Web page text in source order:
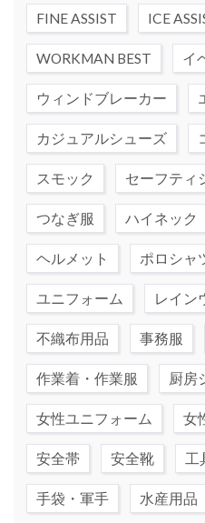
FINE ASSIST ICE
WORKMAN BEST イ
ウィンドブレーカー
カジュアルシューズ
スモック セーフティ
つなぎ服 ハイネック
ヘルメット ポロシャ
ユニフォーム レイン
不織布用品 事務服
作業着・作業服 厨房
女性ユニフォーム 女
安全帯 安全靴 工
手袋・軍手 水産用品